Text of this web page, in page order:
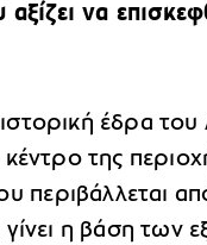
αξίζει να
έδρα
κέντρο της
περιβάλλεται
γίνει η βάση των